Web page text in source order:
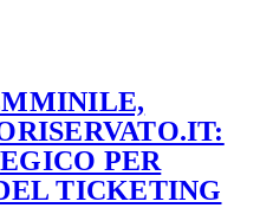
PER
TICKETING